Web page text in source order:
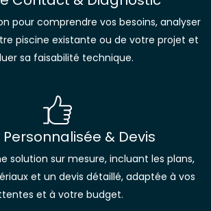
pour comprendre vos besoins, analyser
piscine existante ou de votre projet et
sa faisabilité technique.
Personnalisée & Devis
solution sur mesure, incluant les plans,
et un devis détaillé, adaptée à vos
et à votre budget.